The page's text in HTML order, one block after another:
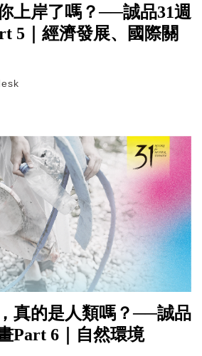
上岸了嗎？──誠品31週
5｜經濟發展、國際關
真的是人類嗎？──誠品
Part 6｜自然環境